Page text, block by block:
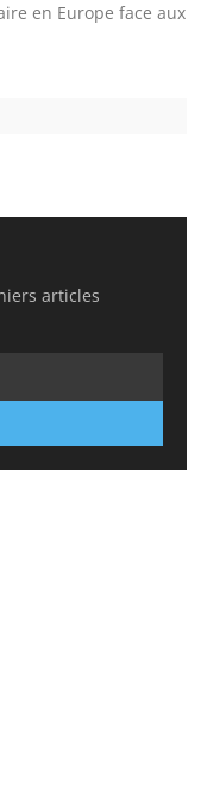
en Europe face aux
articles